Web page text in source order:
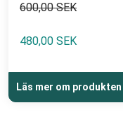
600,00 SEK
480,00 SEK
Läs mer om produkten